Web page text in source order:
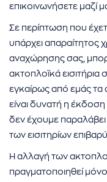
Ακυρώσεις
απορρήτου
Cookies
επικοινωνήσετε μαζί
Σε περίπτωση που
υπάρχει απαραίτητος
αναχώρησης σας,
ακτοπλοϊκά
εγκαίρως από εμάς τα
είναι δυνατή η
δεν έχουμε
των εισιτηρίων
Η αλλαγή των
πραγματοποιηθεί